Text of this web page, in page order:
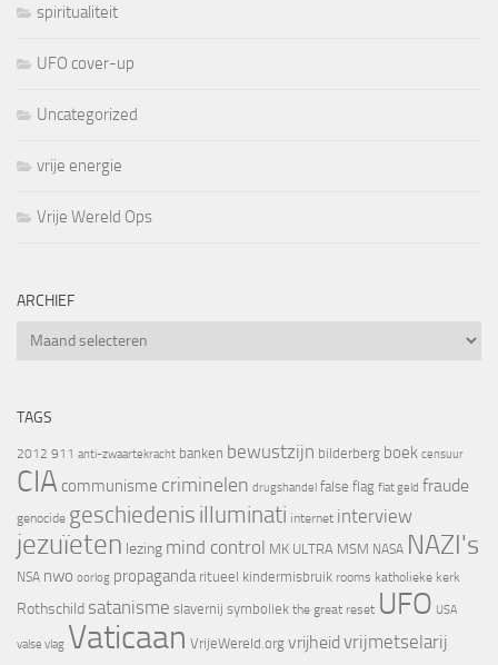
spiritualiteit
UFO cover-up
Uncategorized
vrije energie
Vrije Wereld Ops
ARCHIEF
Archief
TAGS
2012 911 anti-zwaartekracht banken bewustzijn bilderberg boek censuur
CIA communisme criminelen drugshandel false flag fiat geld fraude
genocide geschiedenis illuminati internet interview
jezuïeten lezing mind control MK ULTRA MSM NASA NAZI's
NSA nwo oorlog propaganda ritueel kindermisbruik rooms katholieke kerk
Rothschild satanisme slavernij symboliek the great reset UFO USA
valse vlag Vaticaan VrijeWereld.org vrijheid vrijmetselarij